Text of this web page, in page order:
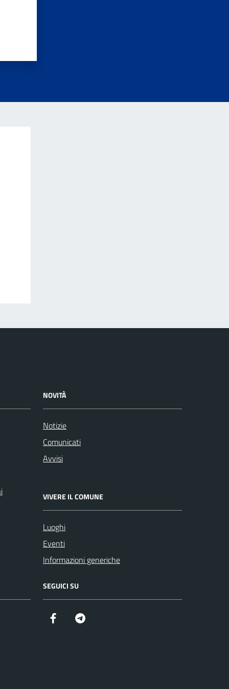
NOVITÀ
Notizie
Comunicati
Avvisi
VIVERE IL COMUNE
Luoghi
Eventi
Informazioni generiche
SEGUICI SU
Facebook